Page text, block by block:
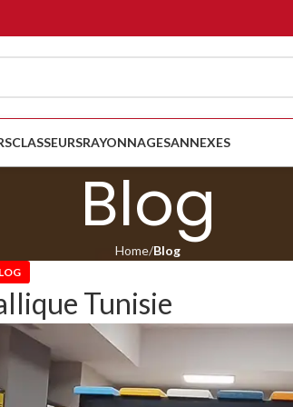
CLASSEURSRAYONNAGESANNEXES
Blog
Home Blog
Tunisie